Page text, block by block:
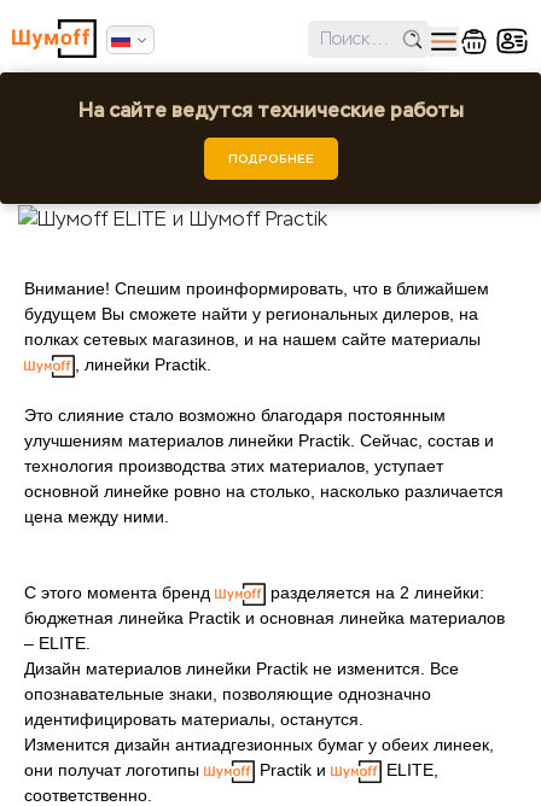
Ошибка поиска региона!
Выбрать город или регион
Шумoff ELITE и Шумoff Practik
Шумoff ELITE и Шумoff Practik
Внимание! Спешим проинформировать, что в ближайшем
будущем Вы сможете найти у региональных дилеров, на
полках сетевых магазинов, и на нашем сайте материалы
, линейки Practik.
Это слияние стало возможно благодаря постоянным
улучшениям материалов линейки Practik. Сейчас, состав и
технология производства этих материалов, уступает
основной линейке ровно на столько, насколько различается
цена между ними.
С этого момента бренд
разделяется на 2 линейки:
бюджетная линейка Practik и основная линейка материалов
– ELITE.
Дизайн материалов линейки Practik не изменится. Все
опознавательные знаки, позволяющие однозначно
идентифицировать материалы, останутся.
Изменится дизайн антиадгезионных бумаг у обеих линеек,
они получат логотипы
Practik и
ELITE,
соответственно.
На сайте ведутся технические работы
ПОДРОБНЕЕ